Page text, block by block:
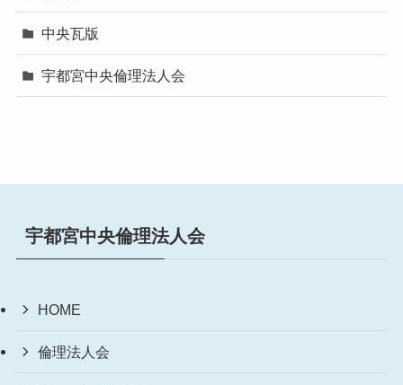
中央瓦版
宇都宮中央倫理法人会
宇都宮中央倫理法人会
HOME
倫理法人会